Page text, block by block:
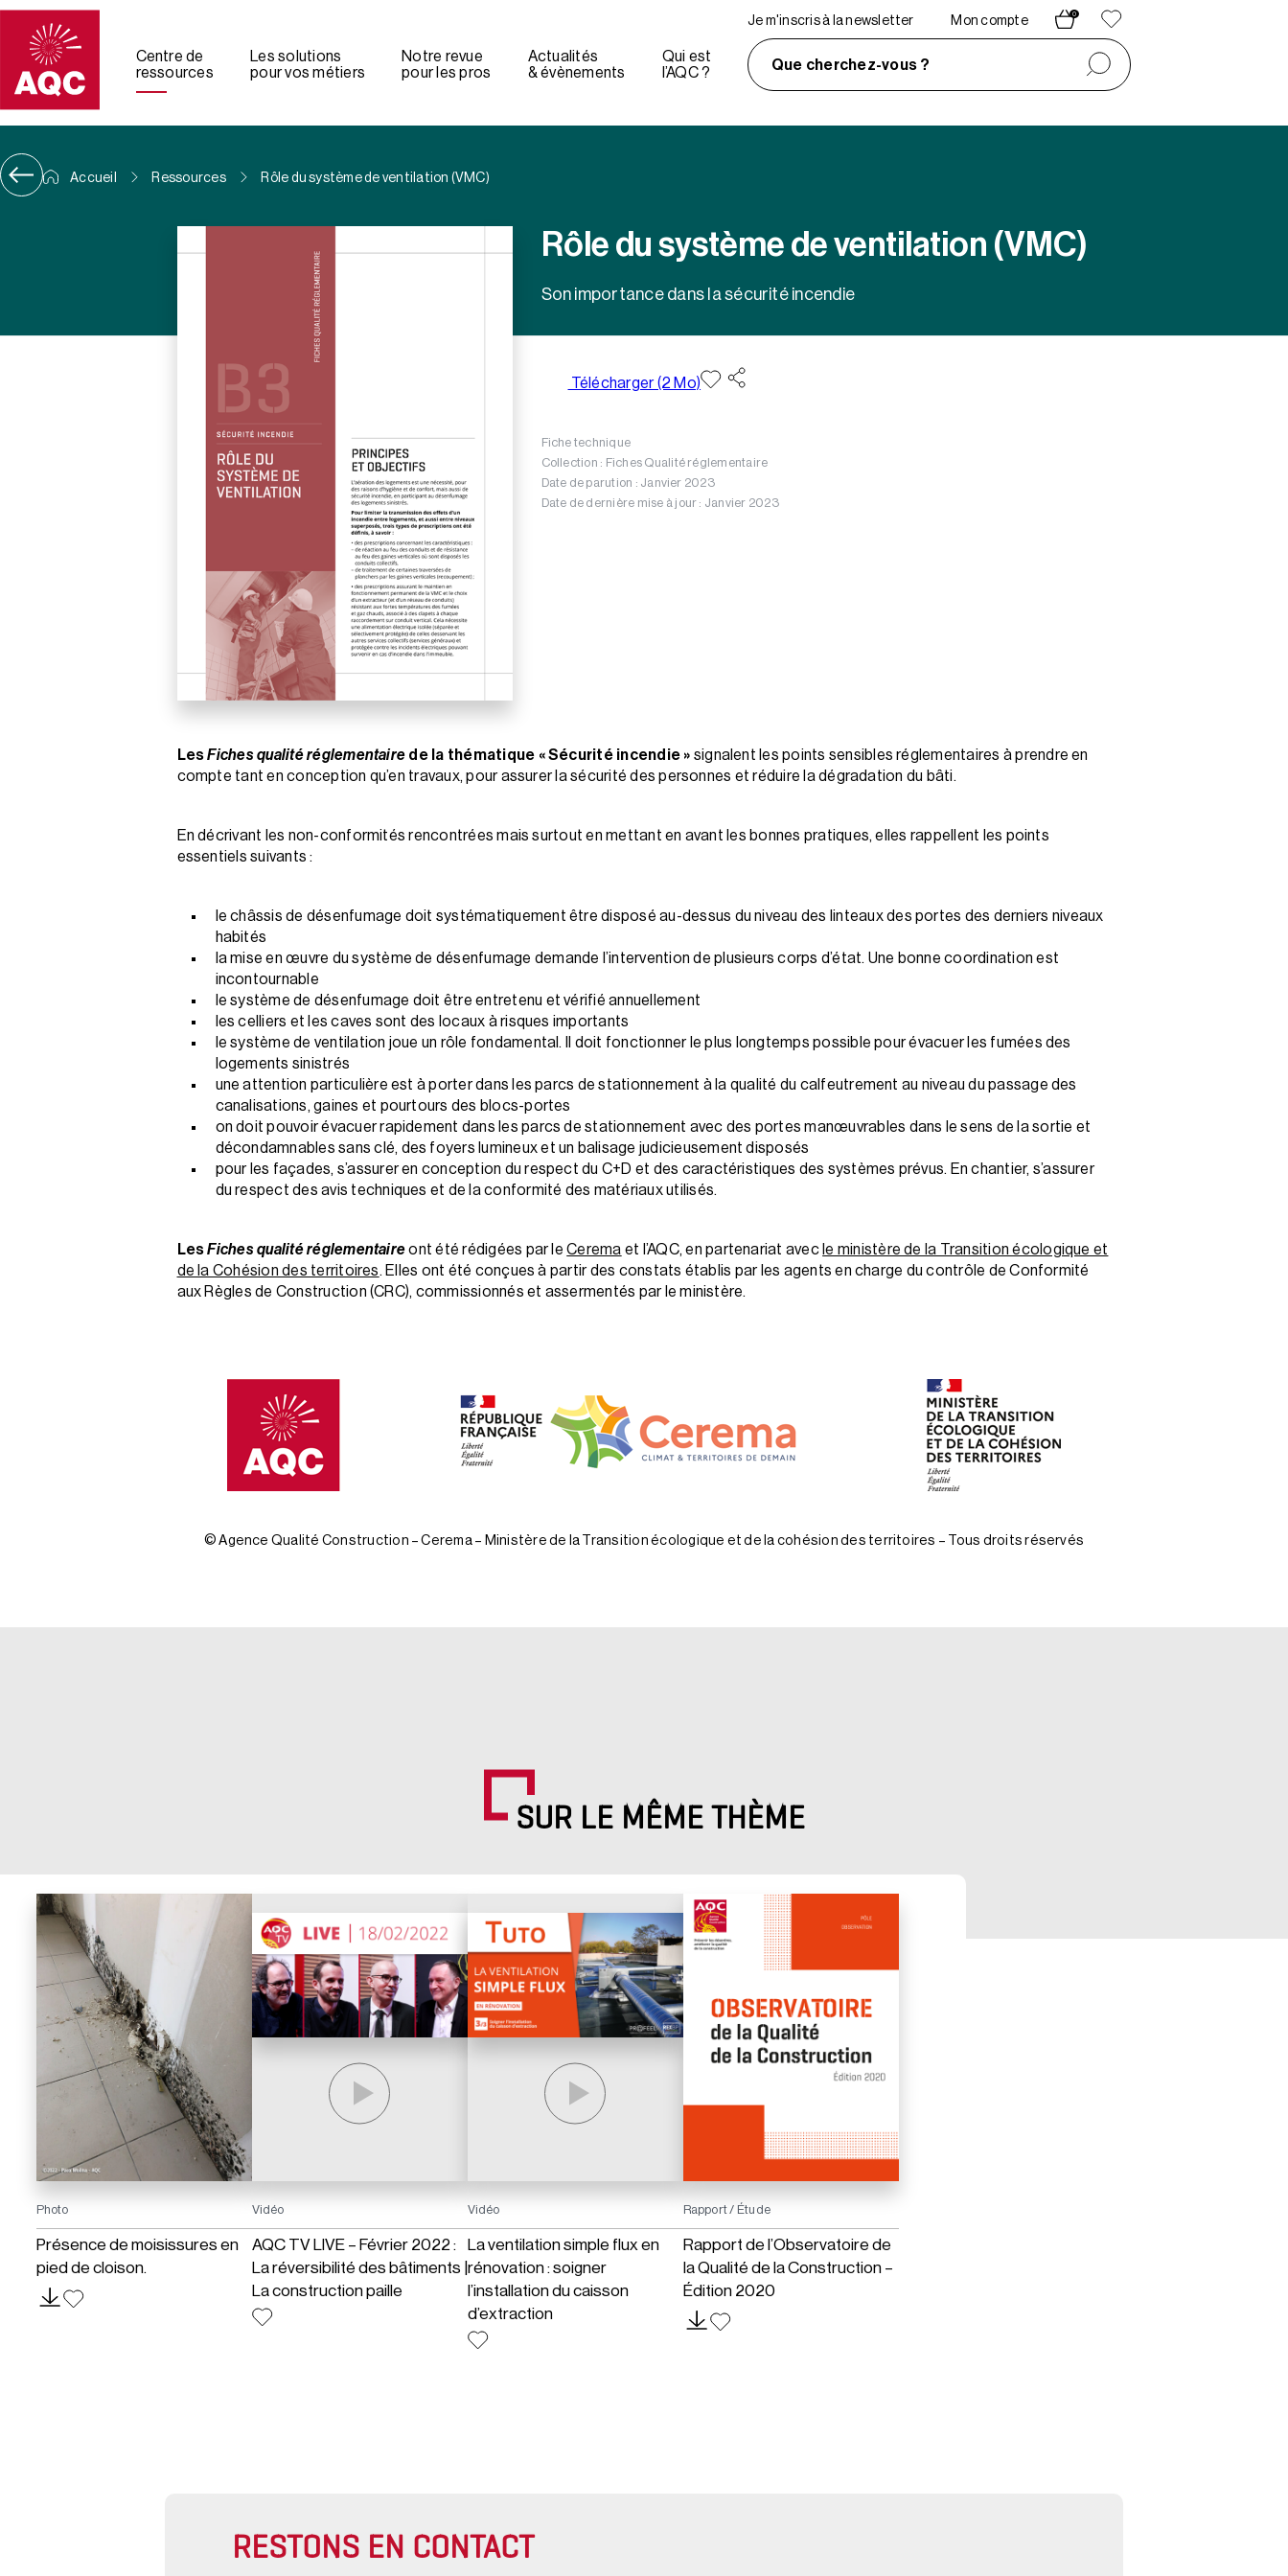
Panneau de gestion des cookies
Centre de
ressources
Les solutions
pour vos métiers
Notre revue
pour les pros
Actualités
& évènements
Qui est
l’AQC ?
Je m'inscris à la newsletter Mon compte
0
Que cherchez-vous ?
Accueil Ressources Rôle du système de ventilation (VMC)
Rôle du système de ventilation (VMC)
Son importance dans la sécurité incendie
Télécharger (2 Mo)
Fiche technique
Collection : Fiches Qualité réglementaire
Date de parution : Janvier 2023
Date de dernière mise à jour : Janvier 2023
LesFiches qualité réglementaire de la thématique « Sécurité incendie » signalent les points sensibles réglementaires à prendre en
compte tant en conception qu’en travaux, pour assurer la sécurité des personnes et réduire la dégradation du bâti.
En décrivant les non-conformités rencontrées mais surtout en mettant en avant les bonnes pratiques, elles rappellent les points
essentiels suivants :
le châssis de désenfumage doit systématiquement être disposé au-dessus du niveau des linteaux des portes des derniers niveaux
habités
la mise en œuvre du système de désenfumage demande l’intervention de plusieurs corps d’état. Une bonne coordination est
incontournable
le système de désenfumage doit être entretenu et vérifié annuellement
les celliers et les caves sont des locaux à risques importants
le système de ventilation joue un rôle fondamental. Il doit fonctionner le plus longtemps possible pour évacuer les fumées des
logements sinistrés
une attention particulière est à porter dans les parcs de stationnement à la qualité du calfeutrement au niveau du passage des
canalisations, gaines et pourtours des blocs-portes
on doit pouvoir évacuer rapidement dans les parcs de stationnement avec des portes manœuvrables dans le sens de la sortie et
décondamnables sans clé, des foyers lumineux et un balisage judicieusement disposés
pour les façades, s’assurer en conception du respect du C+D et des caractéristiques des systèmes prévus. En chantier, s’assurer
du respect des avis techniques et de la conformité des matériaux utilisés.
LesFiches qualité réglementaireont été rédigées par leCerema et l’AQC, en partenariat avec le ministère de la Transition écologique et
de la Cohésion des territoires. Elles ont été conçues à partir des constats établis par les agents en charge du contrôle de Conformité
aux Règles de Construction (CRC), commissionnés et assermentés par le ministère.
© Agence Qualité Construction – Cerema – Ministère de la Transition écologique et de la cohésion des territoires – Tous droits réservés
SUR LE MÊME THÈME
Photo
Présence de moisissures en
pied de cloison.
Vidéo
AQC TV LIVE – Février 2022 :
La réversibilité des bâtiments |
La construction paille
Vidéo
La ventilation simple flux en
rénovation : soigner
l’installation du caisson
d’extraction
Rapport / Étude
Rapport de l’Observatoire de
la Qualité de la Construction –
Édition 2020
RESTONS EN CONTACT